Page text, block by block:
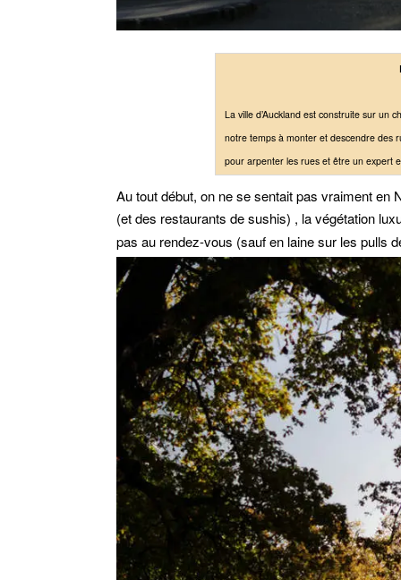
La ville d’Auckland est construite sur un
notre temps à monter et descendre des
pour arpenter les rues et être un expert
Au tout début, on ne se sentait pas vraiment
(et des restaurants de sushis) , la végétation
pas au rendez-vous (sauf en laine sur les pulls